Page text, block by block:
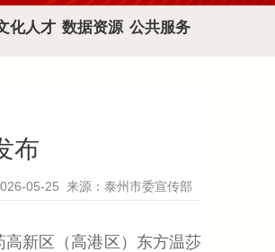
化人才 数据资源 公共服务
布
05-25 来源：泰州市委宣传部
新区（高港区）东方温莎